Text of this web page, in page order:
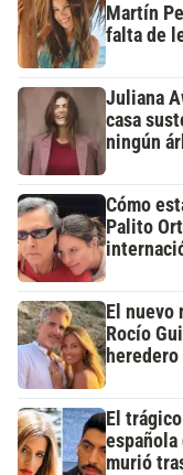
Martín
falta de
Juliana
casa
ningún
Cómo
Palito
El nuevo
Rocío
El
española
murió